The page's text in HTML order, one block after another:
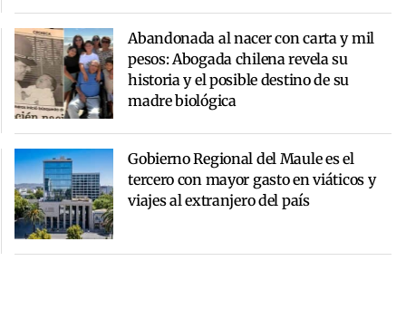
Abandonada al nacer con carta y mil
pesos: Abogada chilena revela su
historia y el posible destino de su
madre biológica
Gobierno Regional del Maule es el
tercero con mayor gasto en viáticos y
viajes al extranjero del país